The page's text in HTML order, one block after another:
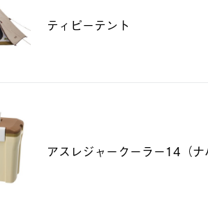
ティピーテント
アスレジャークーラー14（ナ